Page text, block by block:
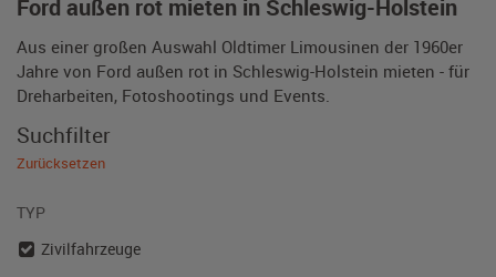
Ford außen rot mieten in Schleswig-Holstein
Aus einer großen Auswahl Oldtimer Limousinen der 1960er
Jahre von Ford außen rot in Schleswig-Holstein mieten - für
Dreharbeiten, Fotoshootings und Events.
Suchfilter
Zurücksetzen
TYP
Zivilfahrzeuge